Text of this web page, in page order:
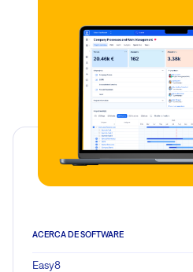
ACERCA DE SOFTWARE
Easy8